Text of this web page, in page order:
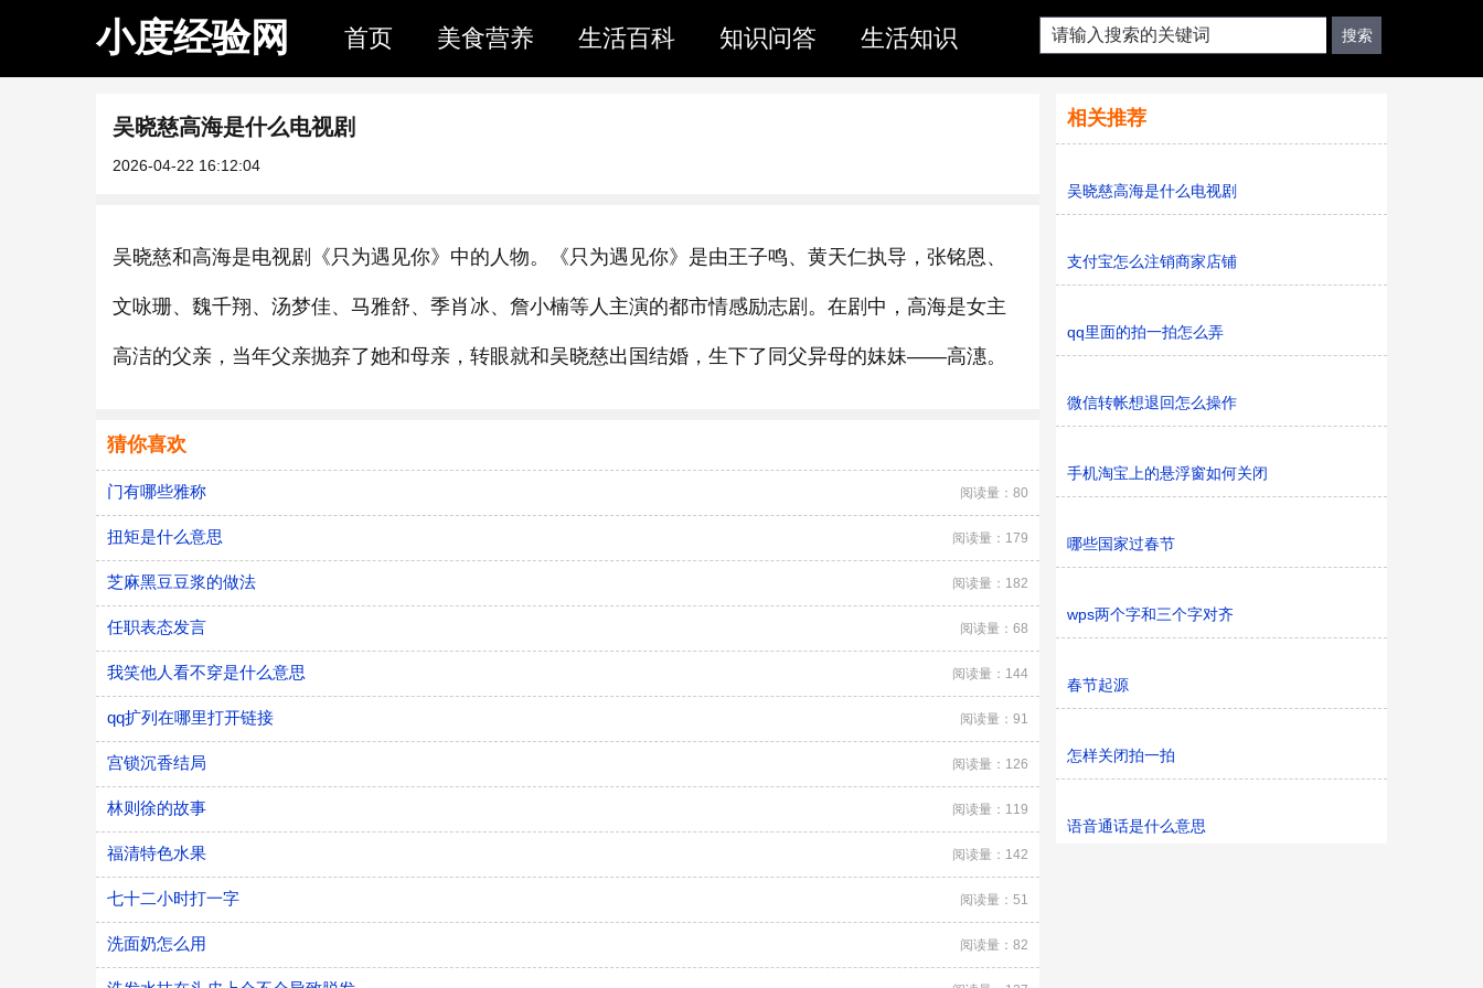
小度经验网 首页 美食营养 生活百科 知识问答 生活知识
吴晓慈高海是什么电视剧
2026-04-22 16:12:04
吴晓慈和高海是电视剧《只为遇见你》中的人物。《只为遇见你》是由王子鸣、黄天仁执导，张铭恩、
文咏珊、魏千翔、汤梦佳、马雅舒、季肖冰、詹小楠等人主演的都市情感励志剧。在剧中，高海是女主
高洁的父亲，当年父亲抛弃了她和母亲，转眼就和吴晓慈出国结婚，生下了同父异母的妹妹——高潓。
猜你喜欢
门有哪些雅称 阅读量：80
扭矩是什么意思 阅读量：179
芝麻黑豆豆浆的做法 阅读量：182
任职表态发言 阅读量：68
我笑他人看不穿是什么意思 阅读量：144
qq扩列在哪里打开链接 阅读量：91
宫锁沉香结局 阅读量：126
林则徐的故事 阅读量：119
福清特色水果 阅读量：142
七十二小时打一字 阅读量：51
洗面奶怎么用 阅读量：82
相关推荐
吴晓慈高海是什么电视剧
支付宝怎么注销商家店铺
qq里面的拍一拍怎么弄
微信转帐想退回怎么操作
手机淘宝上的悬浮窗如何关闭
哪些国家过春节
wps两个字和三个字对齐
春节起源
怎样关闭拍一拍
语音通话是什么意思